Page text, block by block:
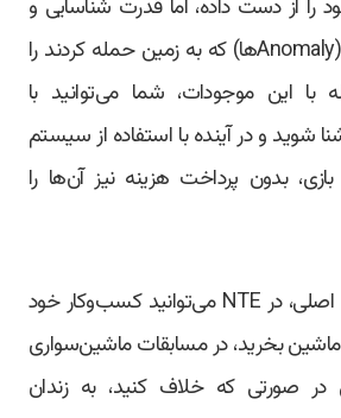
از دست داده، اما قدرت شناسایی و
مقابله با ناهنجاری‌ها (Anomalyها) که به زمین حمله کردند را
با این موجودات، شما می‌توانید با
شوید و در آینده با استفاده از سیستم
بدون پرداخت هزینه نیز آن‌ها را
علاوه بر خط داستانی اصلی، در NTE می‌توانید کسب‌وکار خود
یا ماشین بخرید، در مسابقات ماشین‌سواری
صورتی که خلاف کنید، به زندان